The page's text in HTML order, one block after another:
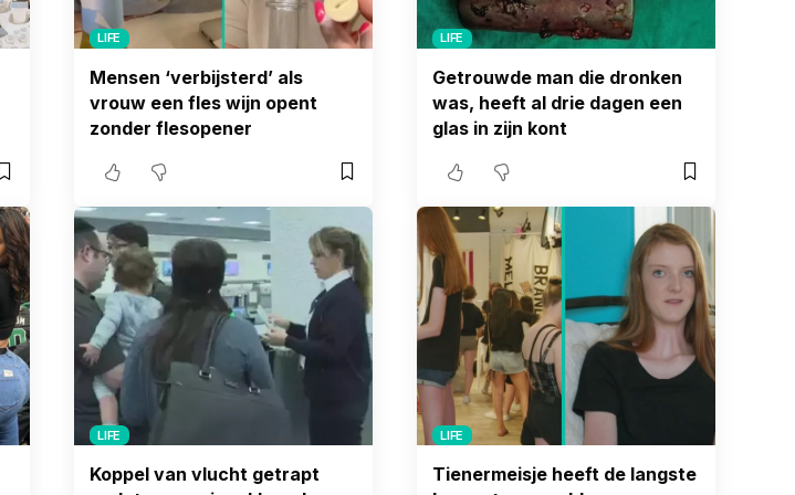
LIFE
Mensen ‘verbijsterd’ als
vrouw een fles wijn opent
zonder flesopener
LIFE
Getrouwde man die dronken
was, heeft al drie dagen een
glas in zijn kont
LIFE
Koppel van vlucht getrapt
LIFE
Tienermeisje heeft de langste